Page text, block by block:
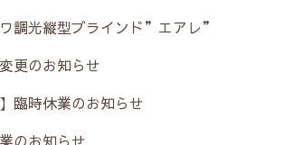
調光縦型ブラインド”エアレ”
更のお知らせ
】臨時休業のお知らせ
のお知らせ